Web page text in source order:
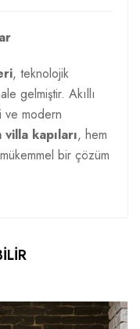
, teknolojik
gelmiştir. Akıllı
ve modern
kapıları, hem
bir çözüm